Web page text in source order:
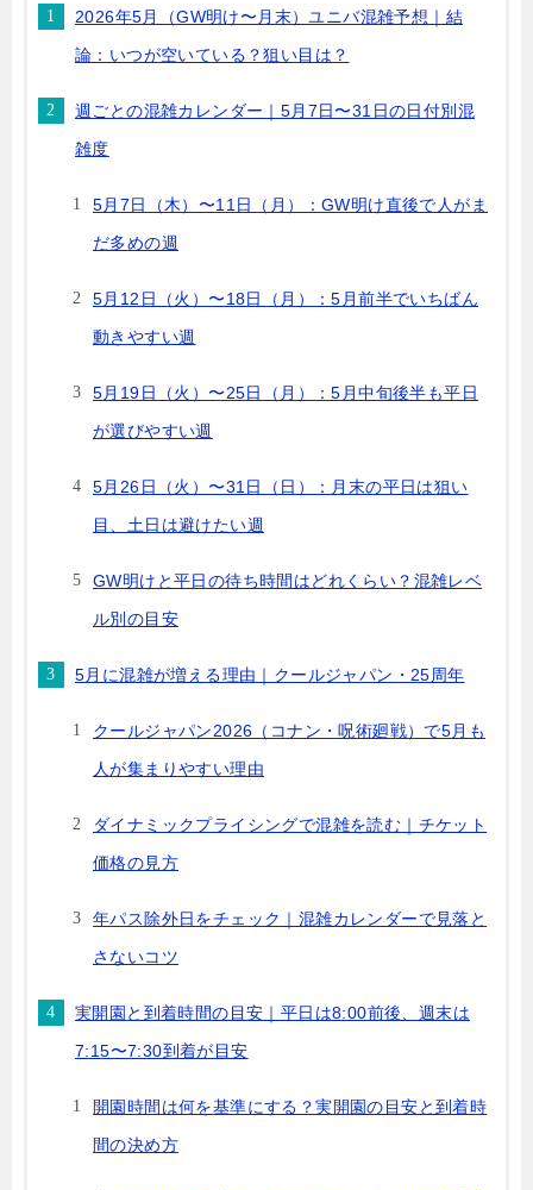
2026年5月（GW明け〜月末）ユニバ混雑予想｜結
論：いつが空いている？狙い目は？
週ごとの混雑カレンダー｜5月7日〜31日の日付別混
雑度
5月7日（木）〜11日（月）：GW明け直後で人がま
だ多めの週
5月12日（火）〜18日（月）：5月前半でいちばん
動きやすい週
5月19日（火）〜25日（月）：5月中旬後半も平日
が選びやすい週
5月26日（火）〜31日（日）：月末の平日は狙い
目、土日は避けたい週
GW明けと平日の待ち時間はどれくらい？混雑レベ
ル別の目安
5月に混雑が増える理由｜クールジャパン・25周年
クールジャパン2026（コナン・呪術廻戦）で5月も
人が集まりやすい理由
ダイナミックプライシングで混雑を読む｜チケット
価格の見方
年パス除外日をチェック｜混雑カレンダーで見落と
さないコツ
実開園と到着時間の目安｜平日は8:00前後、週末は
7:15〜7:30到着が目安
開園時間は何を基準にする？実開園の目安と到着時
間の決め方